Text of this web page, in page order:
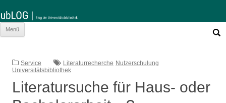
Menü
nach:
Service Literaturrecherche Nutzerschulung
Universitätsbibliothek
Literatursuche für Haus- oder